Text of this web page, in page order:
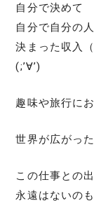
自分で決めて
自分で自分の
決まった収入
(;’∀’)
趣味や旅行に
世界が広がっ
この仕事との
永遠はないの